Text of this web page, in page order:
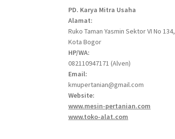
PD. Karya Mitra Usaha
Alamat:
Ruko Taman Yasmin Sektor VI No 134,
Kota Bogor
HP/WA:
082110947171 (Alven)
Email:
kmupertanian@gmail.com
Website:
www.mesin-pertanian.com
www.toko-alat.com